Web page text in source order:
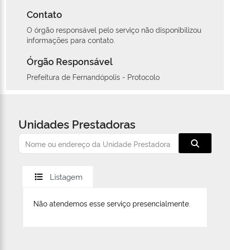
Contato
O órgão responsável pelo serviço não disponibilizou
informações para contato.
Órgão Responsável
Prefeitura de Fernandópolis - Protocolo
Unidades Prestadoras
Listagem
Não atendemos esse serviço presencialmente.